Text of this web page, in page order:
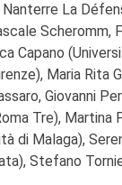
La
Scheromm,
Capano
Maria Rita
Giovanni
Tre), Martina
di Malaga),
Stefano